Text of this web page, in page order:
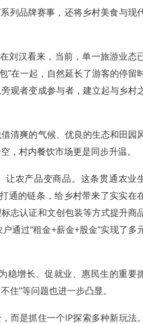
列品牌赛事，还将乡村美食与现
汉看来，当前，单一旅游业态
”在一起，自然延长了游客的停留
观者变成参与者，建立起与乡村
清爽的气候、优良的生态和田园
，村内餐饮市场更是同步升温。
农产品变商品。这条贯通农业
通的链条，给乡村带来了实实在
志认证和文创包装等方式提升商
通过“租金+薪金+股金”实现了多
增长、促就业、惠民生的重要
住”等问题也进一步凸显。
是抓住一个IP探索多种新玩法。